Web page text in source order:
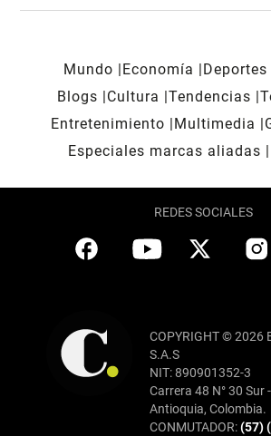
Mundo Economía Deportes
Blogs
Cultura Tendencias
Entretenimiento
Multimedia
Especiales marcas aliadas
REDES SOCIALES
COPYRIGHT © 2026
S.A.S
NIT: 890901352-3
Carrera 48 N° 30 Sur
Antioquia, Colombia.
CONMUTADOR:(57)